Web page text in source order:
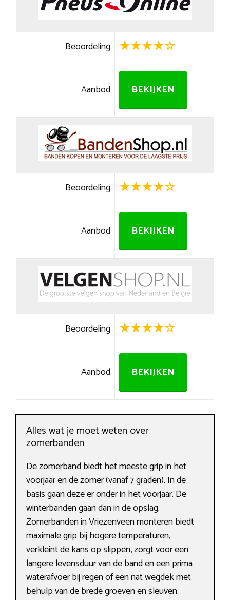
Beoordeling
Aanbod BEKIJKEN
Beoordeling
Aanbod BEKIJKEN
Beoordeling
Aanbod BEKIJKEN
Alles wat je moet weten over
zomerbanden
De zomerband biedt het meeste grip in het
voorjaar en de zomer (vanaf 7 graden). In de
basis gaan deze er onder in het voorjaar. De
winterbanden gaan dan in de opslag.
Zomerbanden in Vriezenveen monteren biedt
maximale grip bij hogere temperaturen,
verkleint de kans op slippen, zorgt voor een
langere levensduur van de band en een prima
waterafvoer bij regen of een nat wegdek met
behulp van de brede groeven en sleuven.